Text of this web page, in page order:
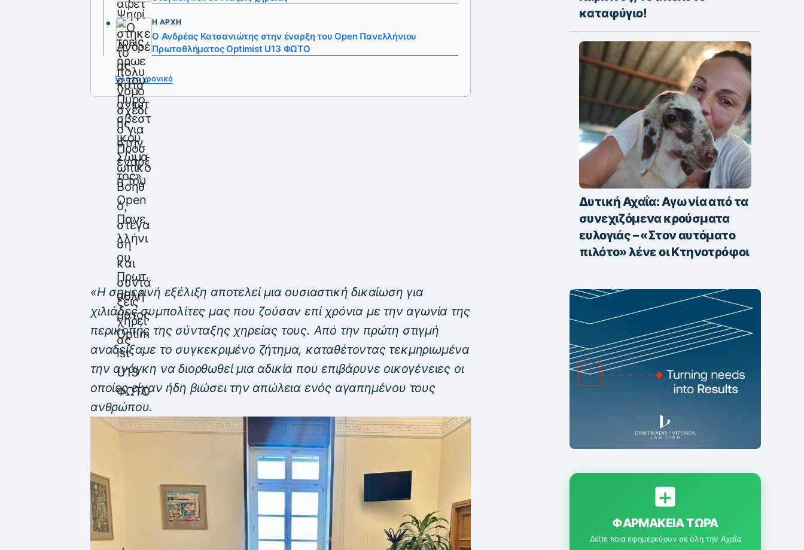
Η ΑΡΧΉ
Ο Ανδρέας Κατσανιώτης στην έναρξη του Open Πανελλήνιου
Πρωταθλήματος Optimist U13 ΦΩΤΟ
Όλο το χρονικό
«Η σημερινή εξέλιξη αποτελεί μια ουσιαστική δικαίωση για
χιλιάδες συμπολίτες μας που ζούσαν επί χρόνια με την αγωνία της
περικοπής της σύνταξης χηρείας τους. Από την πρώτη στιγμή
αναδείξαμε το συγκεκριμένο ζήτημα, καταθέτοντας τεκμηριωμένα
την ανάγκη να διορθωθεί μια αδικία που επιβάρυνε οικογένειες οι
οποίες είχαν ήδη βιώσει την απώλεια ενός αγαπημένου τους
ανθρώπου.
καταφύγιο!
Δυτική Αχαΐα: Αγωνία από τα
συνεχιζόμενα κρούσματα
ευλογιάς – «Στον αυτόματο
πιλότο» λένε οι Κτηνοτρόφοι
ΦΑΡΜΑΚΕΊΑ ΤΏΡΑ
Δείτε ποια εφημερεύουν σε όλη την Αχαΐα